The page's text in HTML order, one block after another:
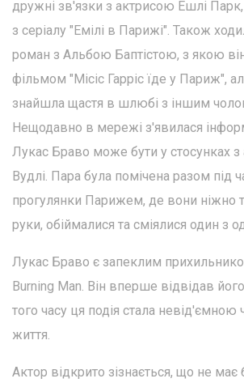
дружні зв'язки з актрисою Ешлі
з серіалу "Емілі в Парижі". Також
роман з Альбою Баптістою, з якою
фільмом "Місіс Гарріс їде у Париж",
знайшла щастя в шлюбі з іншим
Нещодавно в мережі з'явилася
Лукас Браво може бути у стосунках
Вудлі. Пара була помічена разом під
прогулянки Парижем, де вони ніжно
руки, обіймалися та сміялися один з
Лукас Браво є запеклим
Burning Man. Він вперше відвідав
того часу ця подія стала невід'ємною
життя.
Актор відкрито зізнається, що не має